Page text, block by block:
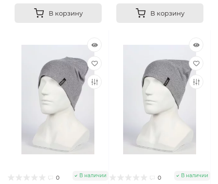
В корзину В корзину
0 В наличии 0 В наличии